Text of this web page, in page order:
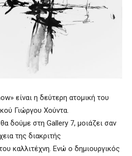
είναι η δεύτερη ατομική του
Γιώργου Χούντα.
δούμε στη Gallery 7, μοιάζει σαν
της διακριτής
καλλιτέχνη. Ενώ ο δημιουργικός